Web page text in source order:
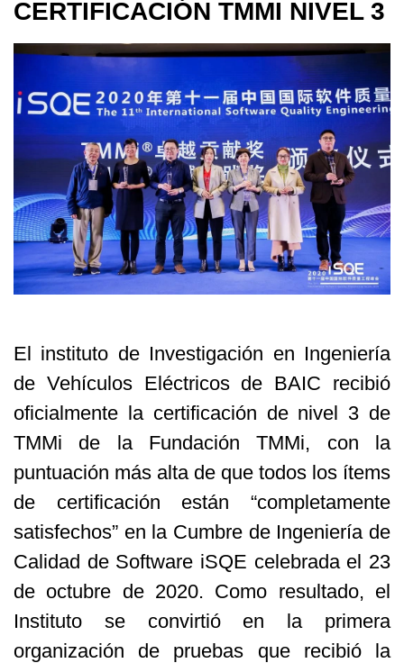
CERTIFICACIÓN TMMI NIVEL 3
El instituto de Investigación en Ingeniería
de Vehículos Eléctricos de BAIC recibió
oficialmente la certificación de nivel 3 de
TMMi de la Fundación TMMi, con la
puntuación más alta de que todos los ítems
de certificación están “completamente
satisfechos” en la Cumbre de Ingeniería de
Calidad de Software iSQE celebrada el 23
de octubre de 2020. Como resultado, el
Instituto se convirtió en la primera
organización de pruebas que recibió la